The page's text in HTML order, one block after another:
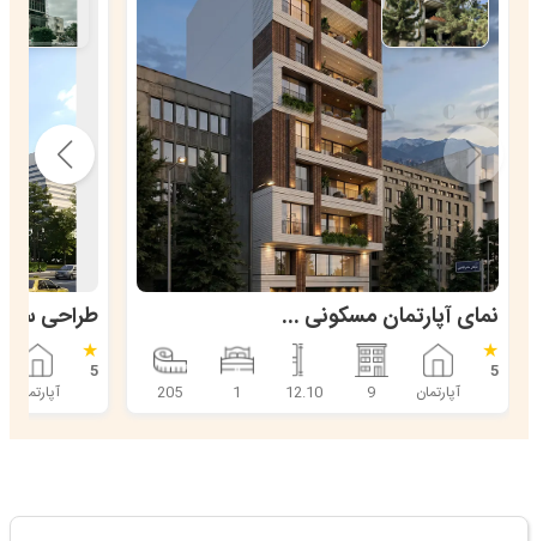
می‌باشد، به این صورت که واحد پشتی دارای دو خواب و
مابقی فضاها به صورت قرینه تعبیه شده است.
نمای آپارتمان مسکونی 9 طبقه - ساری
★
5
آپارتمان
9
12.10
1
205
★
5
آپارتمان